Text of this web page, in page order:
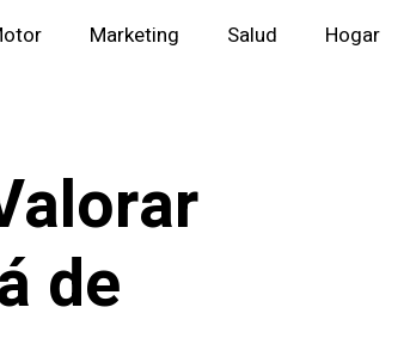
Marketing Salud Hogar
de